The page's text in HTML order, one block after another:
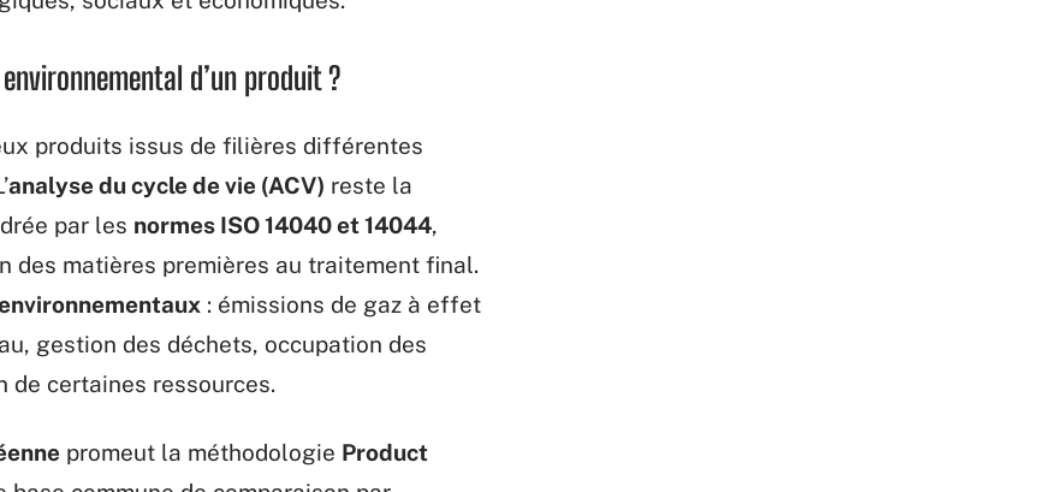
d’un produit ?
produits issus de filières différentes
analyse du cycle de vie (ACV) reste la
par les normes ISO 14040 et 14044,
des matières premières au traitement final.
: émissions de gaz à effet
gestion des déchets, occupation des
certaines ressources.
promeut la méthodologie Product